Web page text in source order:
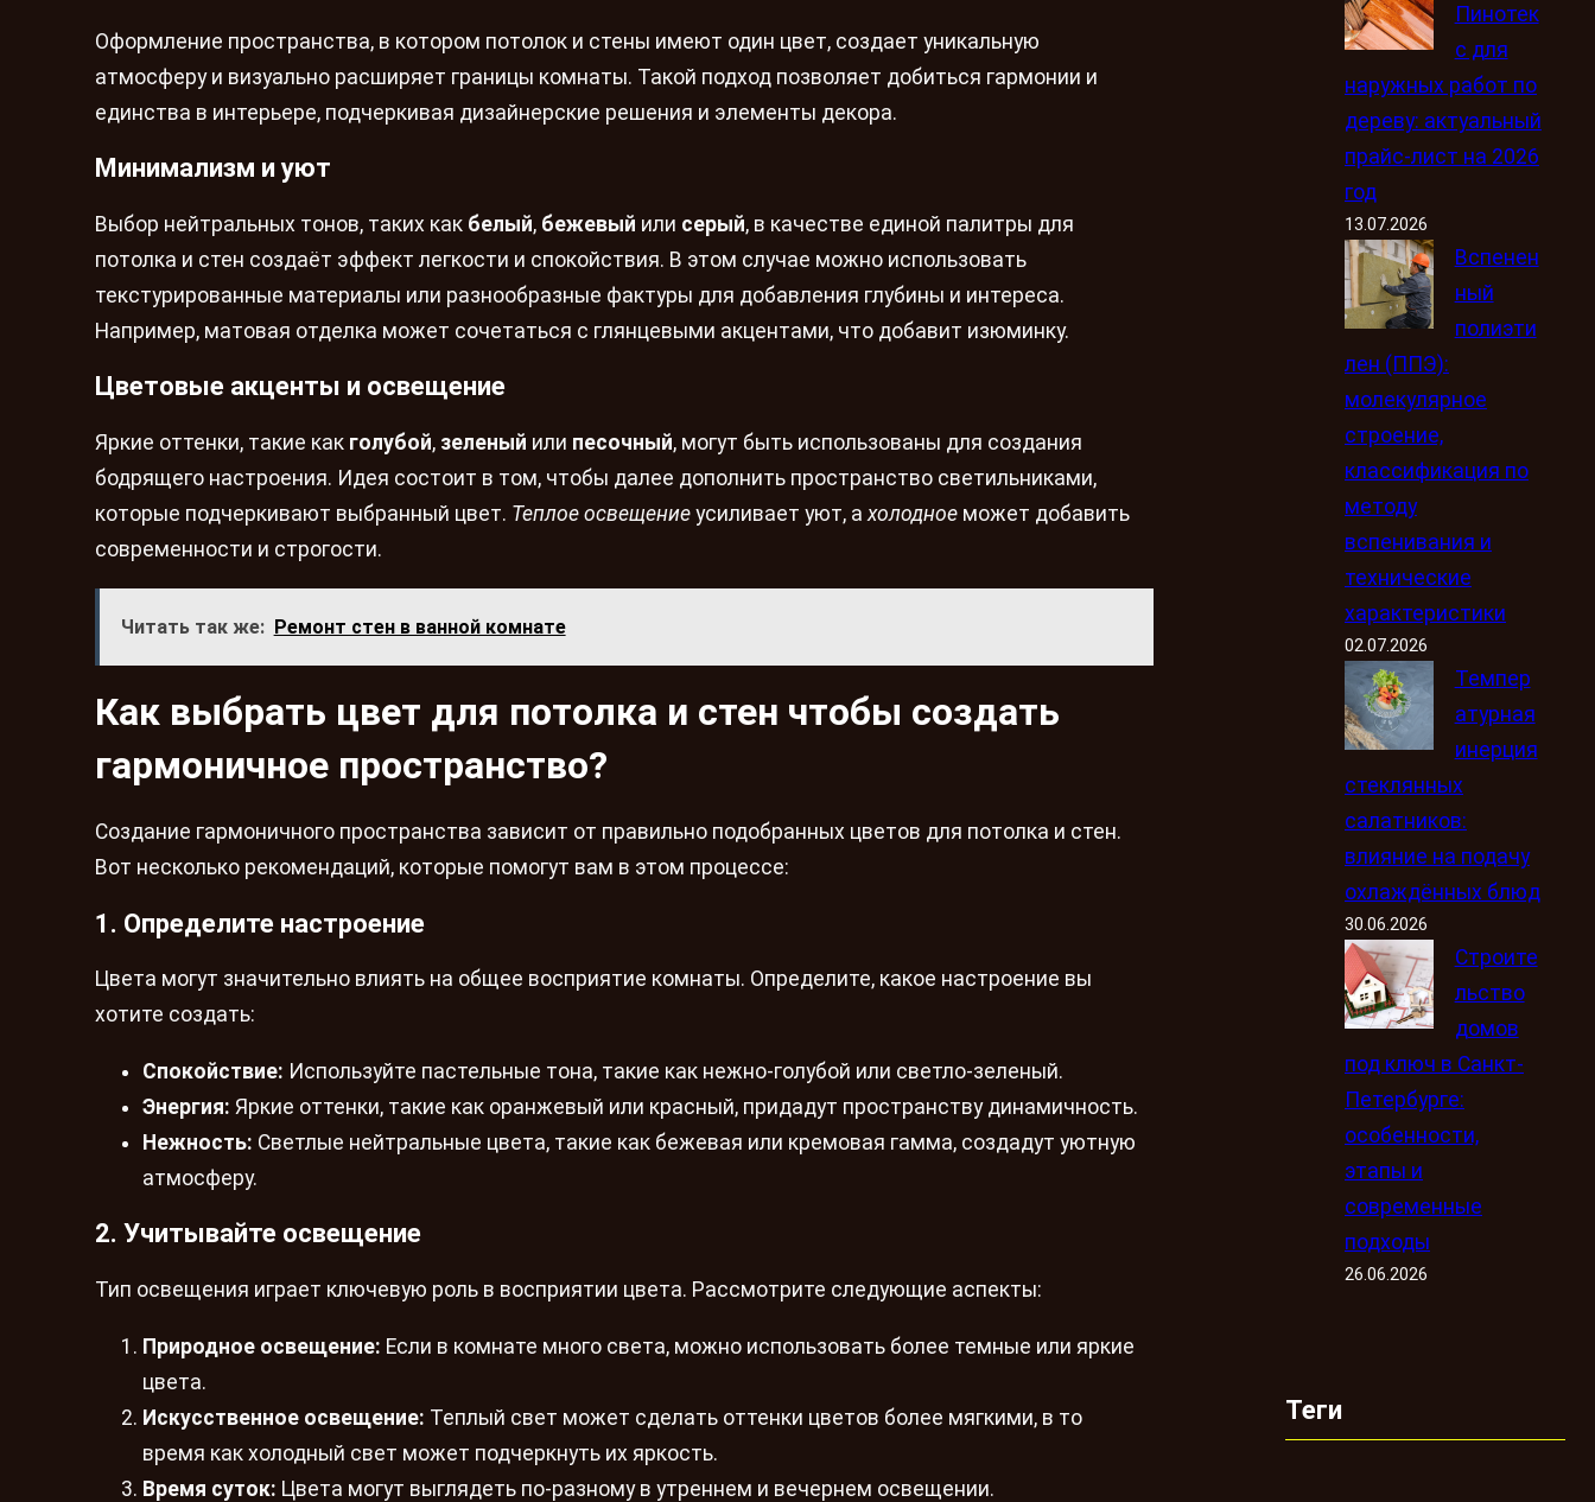
Оформление пространства, в котором потолок и стены имеют один цвет, создает уникальную
атмосферу и визуально расширяет границы комнаты. Такой подход позволяет добиться гармонии и
единства в интерьере, подчеркивая дизайнерские решения и элементы декора.
Минимализм и уют
Выбор нейтральных тонов, таких как белый, бежевый или серый, в качестве единой палитры для
потолка и стен создаёт эффект легкости и спокойствия. В этом случае можно использовать
текстурированные материалы или разнообразные фактуры для добавления глубины и интереса.
Например, матовая отделка может сочетаться с глянцевыми акцентами, что добавит изюминку.
Цветовые акценты и освещение
Яркие оттенки, такие как голубой, зеленый или песочный, могут быть использованы для создания
бодрящего настроения. Идея состоит в том, чтобы далее дополнить пространство светильниками,
которые подчеркивают выбранный цвет. Теплое освещение усиливает уют, а холодное может добавить
современности и строгости.
Читать так же: Ремонт стен в ванной комнате
Как выбрать цвет для потолка и стен чтобы создать
гармоничное пространство?
Создание гармоничного пространства зависит от правильно подобранных цветов для потолка и стен.
Вот несколько рекомендаций, которые помогут вам в этом процессе:
1. Определите настроение
Цвета могут значительно влиять на общее восприятие комнаты. Определите, какое настроение вы
хотите создать:
Спокойствие: Используйте пастельные тона, такие как нежно-голубой или светло-зеленый.
Энергия: Яркие оттенки, такие как оранжевый или красный, придадут пространству динамичность.
Нежность: Светлые нейтральные цвета, такие как бежевая или кремовая гамма, создадут уютную
атмосферу.
2. Учитывайте освещение
Тип освещения играет ключевую роль в восприятии цвета. Рассмотрите следующие аспекты:
Природное освещение: Если в комнате много света, можно использовать более темные или яркие
цвета.
Искусственное освещение: Теплый свет может сделать оттенки цветов более мягкими, в то
время как холодный свет может подчеркнуть их яркость.
Время суток: Цвета могут выглядеть по-разному в утреннем и вечернем освещении.
Пинотек
с для
наружных работ по
дереву: актуальный
прайс-лист на 2026
год
13.07.2026
Вспенен
ный
полиэти
лен (ППЭ):
молекулярное
строение,
классификация по
методу
вспенивания и
технические
характеристики
02.07.2026
Темпер
атурная
инерция
стеклянных
салатников:
влияние на подачу
охлаждённых блюд
30.06.2026
Строите
льство
домов
под ключ в Санкт-
Петербурге:
особенности,
этапы и
современные
подходы
26.06.2026
Теги